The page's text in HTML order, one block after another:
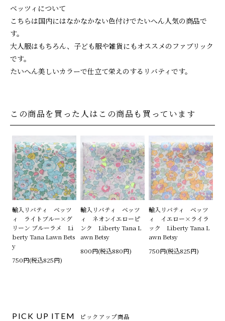
ベッツィについて
こちらは国内にはなかなかない色付けでたいへん人気の商品で
す。
大人服はもちろん、子ども服や雑貨にもオススメのファブリック
です。
たいへん美しいカラーで仕立て栄えのするリバティです。
この商品を買った人はこの商品も買っています
輸入リバティ ベッツ
ィ ライトブルー×グ
リーン ブルーラメ Li
berty Tana Lawn Bets
y
750円(税込825円)
輸入リバティ ベッツ
ィ ネオンイエローピ
ンク Liberty Tana L
awn Betsy
800円(税込880円)
輸入リバティ ベッツ
ィ イエロー×ライラ
ック Liberty Tana L
awn Betsy
750円(税込825円)
PICK UP ITEM ピックアップ商品